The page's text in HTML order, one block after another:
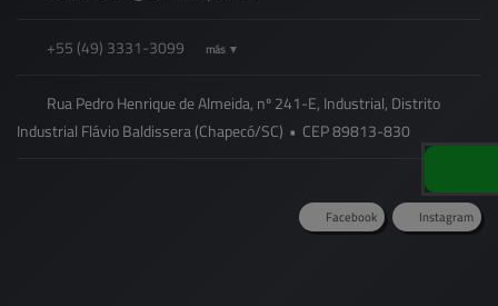
Facebook Instagram
+55 (49) 3331-3099 más ▼
Rua Pedro Henrique de Almeida, nº 241-E, Industrial, Distrito
Industrial Flávio Baldissera (Chapecó/SC) • CEP89813-830